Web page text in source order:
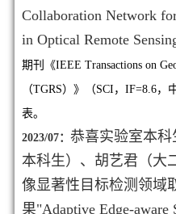
Collaboration Network
in Optical Remote
期刊《IEEE Transactions on
（TGRS）》（SCI，IF=8.6
表。
2023/07： 恭喜实验室本
本科生）、胡艺君（大
像显著性目标检测领域
果"Adaptive Edge-aware